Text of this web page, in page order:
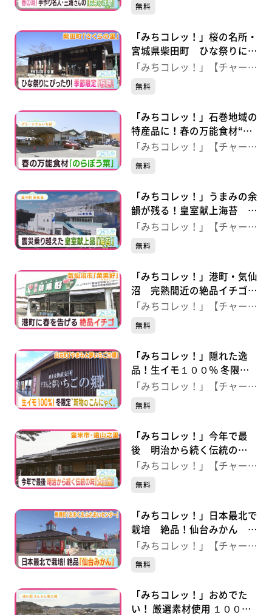
市）
無料
「みちコレッ！」桜の名所・
宮城県柴田町 ひな祭りにぴ
ったり“桜餅” 【さくらの
「みちコレッ！」【チャー
ジ！】
無料
「みちコレッ！」石巻地域の
特産品に！春の万能食材“の
らぼう菜” 【グリーンサム
「みちコレッ！」【チャー
ジ！】
無料
「みちコレッ！」うまみの余
韻が残る！皇室献上海苔
【道の駅東松島】（宮城・東
「みちコレッ！」【チャー
ジ！】
無料
「みちコレッ！」港町・気仙
沼 完熟間近の絶品イチゴ
おいしさの秘密とは？ 【菜
「みちコレッ！」【チャー
ジ！】
無料
「みちコレッ！」隠れた逸
品！生イモ１００％ 冬限
定“新物のこんにゃく” 【や
城・山元町）
「みちコレッ！」【チャー
ジ！】
無料
「みちコレッ！」今年で最
後 明治から続く伝統の
味“太白飴” 【とよま観光物
城・登米市）
「みちコレッ！」【チャー
ジ！】
無料
「みちコレッ！」日本最北で
栽培 絶品！仙台みかん
【おおくまふれあいセンタ
「みちコレッ！」【チャー
ジ！】
無料
「みちコレッ！」おめでた
い！ 厳選素材使用 １００年